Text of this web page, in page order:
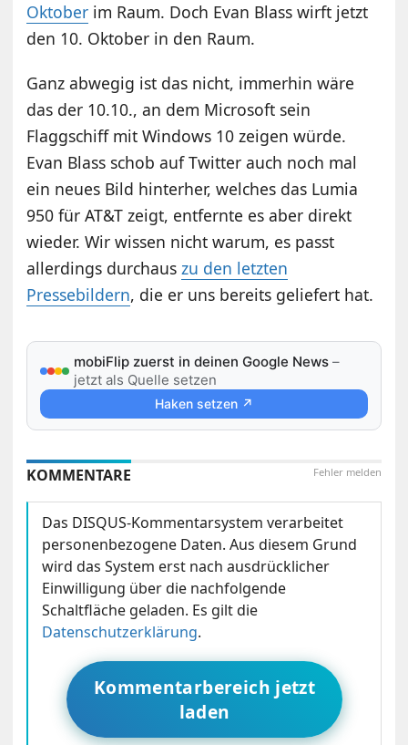
Oktober im Raum. Doch Evan Blass wirft jetzt
den 10. Oktober in den Raum.
Ganz abwegig ist das nicht, immerhin wäre
das der 10.10., an dem Microsoft sein
Flaggschiff mit Windows 10 zeigen würde.
Evan Blass schob auf Twitter auch noch mal
ein neues Bild hinterher, welches das Lumia
950 für AT&T zeigt, entfernte es aber direkt
wieder. Wir wissen nicht warum, es passt
allerdings durchauszu den letzten
Pressebildern, die er uns bereits geliefert hat.
mobiFlip zuerst in deinen Google News –
jetzt als Quelle setzen
Haken setzen ↗
Fehler melden
KOMMENTARE
Das DISQUS-Kommentarsystem verarbeitet
personenbezogene Daten. Aus diesem Grund
wird das System erst nach ausdrücklicher
Einwilligung über die nachfolgende
Schaltfläche geladen. Es gilt die
Datenschutzerklärung.
Kommentarbereich jetzt
laden